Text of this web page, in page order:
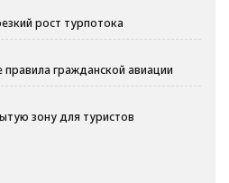
рост турпотока
гражданской авиации
зону для туристов